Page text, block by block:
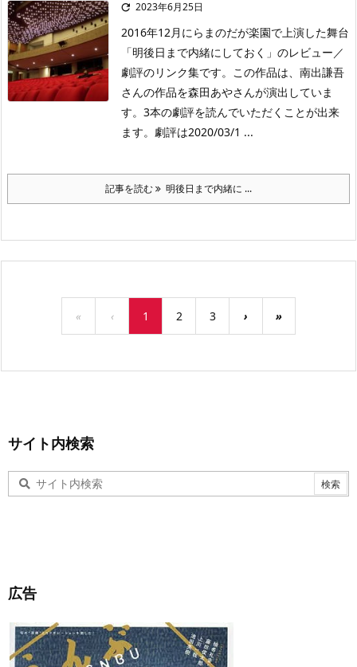
 2023年6月25日
2016年12月にらまのだが楽園で上演した舞台
「明後日まで内緒にしておく」のレビュー／
劇評のリンク集です。この作品は、南出謙吾
さんの作品を森田あやさんが演出していま
す。3本の劇評を読んでいただくことが出来
ます。劇評は2020/03/1 ...
記事を読む 明後日まで内緒に ...
« ‹ 1 2 3 › »
サイト内検索
広告